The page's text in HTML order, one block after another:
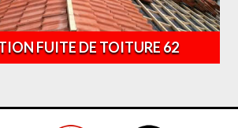
FUITE DE TOITURE 62